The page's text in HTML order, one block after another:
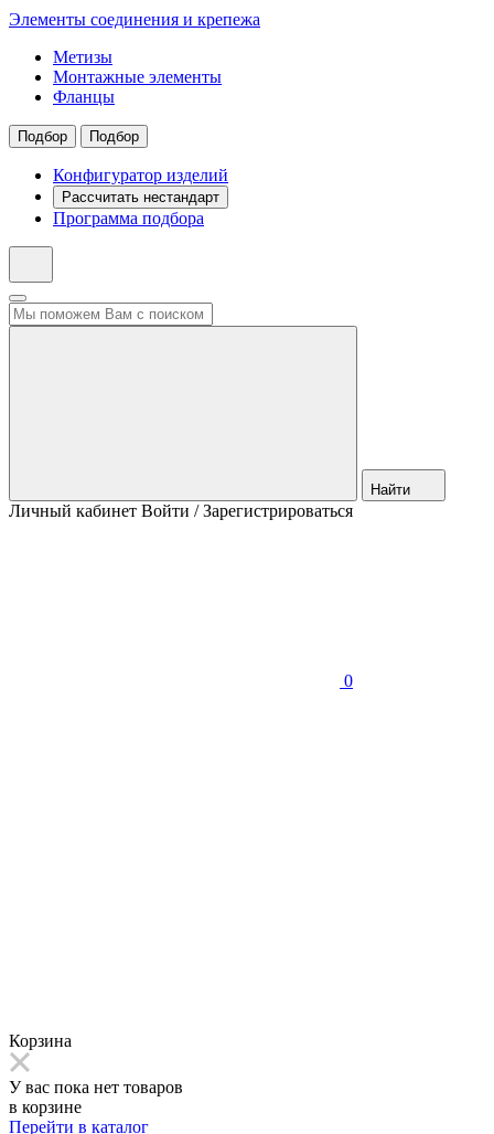
Элементы соединения и крепежа
Метизы
Монтажные элементы
Фланцы
Подбор Подбор
Конфигуратор изделий
Рассчитать нестандарт
Программа подбора
Найти
Личный кабинет Войти / Зарегистрироваться
0
Корзина
У вас пока нет товаров
в корзине
Перейти в каталог